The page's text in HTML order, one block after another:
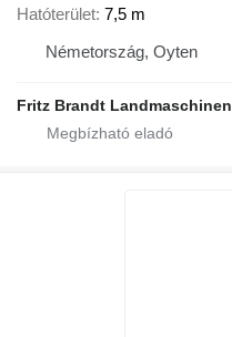
Hatóterület 7,5 m
Németország, Oyten
Fritz Brandt Landmaschinen